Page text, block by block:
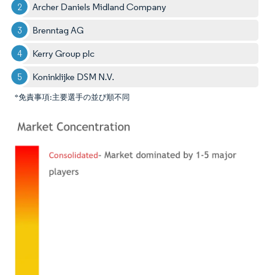
Archer Daniels Midland Company
Brenntag AG
Kerry Group plc
Koninklijke DSM N.V.
*免責事項:主要選手の並び順不同